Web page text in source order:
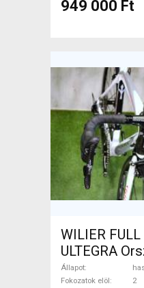
949 000 Ft
WILIER
ULTEGRA Országúti patkófék
használt
Állapot
Fokozatok elöl
2